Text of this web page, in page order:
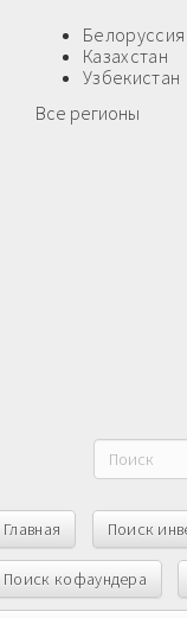
Белоруссия
Казахстан
Узбекистан
Все регионы
Главная Поиск
Поиск кофаундера